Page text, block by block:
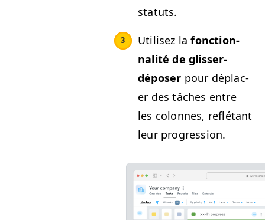
statuts.
Utilisez lafonc­tion­
nal­ité de gliss­er-
dépos­er pour déplac­
er des tâch­es entre
les colonnes, reflé­tant
leur progression.